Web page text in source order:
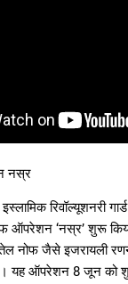
नस्र
रिवॉल्यूशनरी
ऑपरेशन ‘नस्र’ शुरू
नोफ जैसे इजरायली
यह ऑपरेशन 8 जून